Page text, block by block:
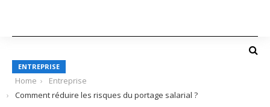
ENTREPRISE
Home
Entreprise
Comment réduire les risques du portage salarial ?